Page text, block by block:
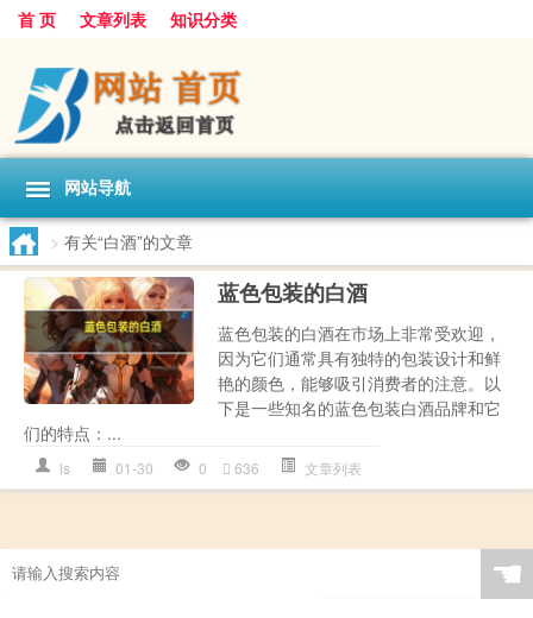
首 页 文章列表 知识分类
网站导航
> 有关“白酒”的文章
蓝色包装的白酒
蓝色包装的白酒在市场上非常受欢迎，
因为它们通常具有独特的包装设计和鲜
艳的颜色，能够吸引消费者的注意。以
下是一些知名的蓝色包装白酒品牌和它
们的特点：...
ls 01-30 0 636 文章列表
☚